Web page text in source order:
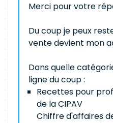
Merci pour votre
Du coup je peux
vente devient mon
Dans quelle
ligne du coup :
Recettes pour
de la CIPAV
Chiffre d'affaires